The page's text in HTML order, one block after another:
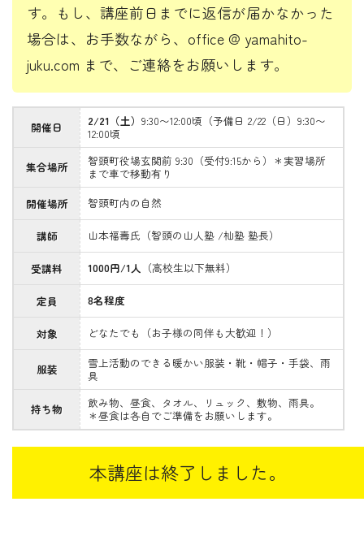
す。もし、講座前日までに返信が届かなかった
場合は、お手数ながら、office @ yamahito-
juku.com まで、ご連絡をお願いします。
開催日 2/21（土） 9:30〜12:00頃（予備日 2/22（日）9:30〜
12:00頃
集合場所
智頭町役場玄関前 9:30（受付9:15から）＊実習場所
まで車で移動有り
開催場所
智頭町内の自然
講師 山本福壽氏（智頭の山人塾 /杣塾 塾長）
受講料 1000円/1人 （高校生以下無料）
定員 8名程度
対象 どなたでも（お子様の同伴も大歓迎！）
服装
雪上活動のできる暖かい服装・靴・帽子・手袋、雨
具
持ち物
飲み物、昼食、タオル、リュック、敷物、雨具。
＊昼食は各自でご準備をお願いします。